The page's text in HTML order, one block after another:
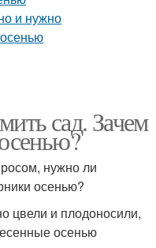
сад. Зачем
нужно ли
осенью?
цвели и плодоносили,
осенью